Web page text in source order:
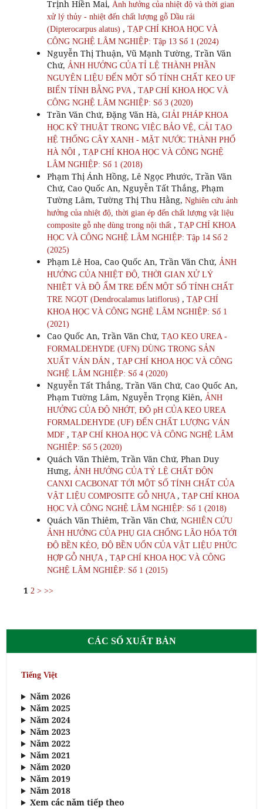
Trịnh Hiền Mai, Ảnh hưởng của nhiệt độ và thời gian
xử lý thủy - nhiệt đến chất lượng gỗ Dầu rái
(Dipterocarpus alatus) , TẠP CHÍ KHOA HỌC VÀ
CÔNG NGHỆ LÂM NGHIỆP: Tập 13 Số 1 (2024)
Nguyễn Thị Thuận, Vũ Mạnh Tường, Trần Văn
Chứ, ẢNH HƯỞNG CỦA TỈ LỆ THÀNH PHẦN
NGUYÊN LIỆU ĐẾN MỘT SỐ TÍNH CHẤT KEO UF
BIẾN TÍNH BẰNG PVA , TẠP CHÍ KHOA HỌC VÀ
CÔNG NGHỆ LÂM NGHIỆP: Số 3 (2020)
Trần Văn Chứ, Đặng Văn Hà, GIẢI PHÁP KHOA
HỌC KỸ THUẬT TRONG VIỆC BẢO VỆ, CẢI TẠO
HỆ THỐNG CÂY XANH - MẶT NƯỚC THÀNH PHỐ
HÀ NỘI , TẠP CHÍ KHOA HỌC VÀ CÔNG NGHỆ
LÂM NGHIỆP: Số 1 (2018)
Phạm Thị Ánh Hồng, Lê Ngọc Phước, Trần Văn
Chứ, Cao Quốc An, Nguyễn Tất Thắng, Phạm
Tường Lâm, Tường Thị Thu Hằng, Nghiên cứu ảnh
hưởng của nhiệt độ, thời gian ép đến chất lượng vật liệu
composite gỗ nhẹ dùng trong nội thất , TẠP CHÍ KHOA
HỌC VÀ CÔNG NGHỆ LÂM NGHIỆP: Tập 14 Số 2
(2025)
Phạm Lê Hoa, Cao Quốc An, Trần Văn Chứ, ẢNH
HƯỞNG CỦA NHIỆT ĐỘ, THỜI GIAN XỬ LÝ
NHIỆT VÀ ĐỘ ẨM TRE ĐẾN MỘT SỐ TÍNH CHẤT
TRE NGỌT (Dendrocalamus latiflorus) , TẠP CHÍ
KHOA HỌC VÀ CÔNG NGHỆ LÂM NGHIỆP: Số 1
(2021)
Cao Quốc An, Trần Văn Chứ, TẠO KEO UREA -
FORMALDEHYDE (UFN) DÙNG TRONG SẢN
XUẤT VÁN DÁN , TẠP CHÍ KHOA HỌC VÀ CÔNG
NGHỆ LÂM NGHIỆP: Số 4 (2020)
Nguyễn Tất Thắng, Trần Văn Chứ, Cao Quốc An,
Phạm Tường Lâm, Nguyễn Trọng Kiên, ẢNH
HƯỞNG CỦA ĐỘ NHỚT, ĐỘ pH CỦA KEO UREA
FORMALDEHYDE (UF) ĐẾN CHẤT LƯỢNG VÁN
MDF , TẠP CHÍ KHOA HỌC VÀ CÔNG NGHỆ LÂM
NGHIỆP: Số 5 (2020)
Quách Văn Thiêm, Trần Văn Chứ, Phan Duy
Hưng, ẢNH HƯỞNG CỦA TỶ LỆ CHẤT ĐỘN
CANXI CACBONAT TỚI MỘT SỐ TÍNH CHẤT CỦA
VẬT LIỆU COMPOSITE GỖ NHỰA , TẠP CHÍ KHOA
HỌC VÀ CÔNG NGHỆ LÂM NGHIỆP: Số 1 (2018)
Quách Văn Thiêm, Trần Văn Chứ, NGHIÊN CỨU
ẢNH HƯỞNG CỦA PHỤ GIA CHỐNG LÃO HÓA TỚI
ĐỘ BỀN KÉO, ĐỘ BỀN UỐN CỦA VẬT LIỆU PHỨC
HỢP GỖ NHỰA , TẠP CHÍ KHOA HỌC VÀ CÔNG
NGHỆ LÂM NGHIỆP: Số 1 (2015)
1 2 > >>
CÁC SỐ XUẤT BẢN
Tiếng Việt
Năm 2026
Năm 2025
Năm 2024
Năm 2023
Năm 2022
Năm 2021
Năm 2020
Năm 2019
Năm 2018
Xem các năm tiếp theo